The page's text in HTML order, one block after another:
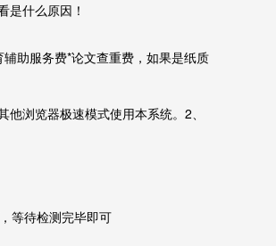
是什么原因！
助服务费*论文查重费，如果是纸质
浏览器极速模式使用本系统。2、
等待检测完毕即可